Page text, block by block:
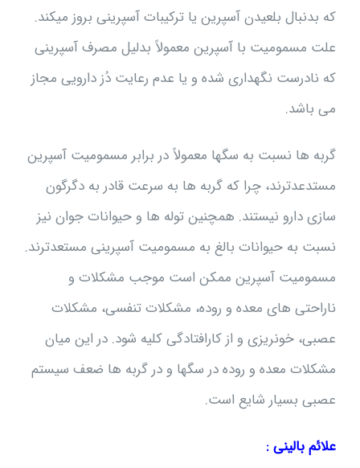
که بدنبال بلعیدن آسپرین یا ترکیبات آسپرینی بروز میکند.
علت مسمومیت با آسپرین معمولاً بدلیل مصرف آسپرینی
که نادرست نگهداری شده و یا عدم رعایت دُز دارویی مجاز
می باشد.
گربه ها نسبت به سگها معمولاً در برابر مسمومیت آسپرین
مستدعدترند، چرا که گربه ها به سرعت قادر به دگرگون
سازی دارو نیستند. همچنین توله ها و حیوانات جوان نیز
نسبت به حیوانات بالغ به مسمومیت آسپرینی مستعدترند.
مسمومیت آسپرین ممکن است موجب مشکلات و
ناراحتی های معده و روده، مشکلات تنفسی، مشکلات
عصبی، خونریزی و از کارافتادگی کلیه شود. در این میان
مشکلات معده و روده در سگها و در گربه ها ضعف سیستم
عصبی بسیار شایع است.
علائم بالینی :